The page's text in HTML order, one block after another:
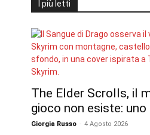
I più letti
The Elder Scrolls, il
gioco non esiste:
Giorgia Russo - 4 Agosto 2026